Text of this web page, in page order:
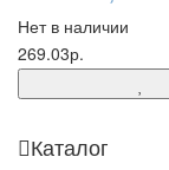
Нет в наличии
269.03р.
Каталог